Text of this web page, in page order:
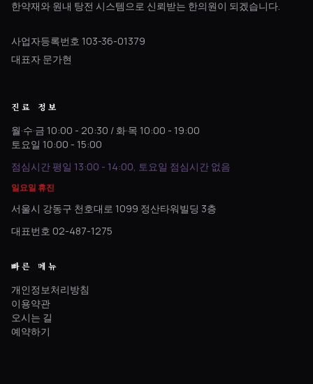
한약재와 원내 탕전 시스템으로 신뢰받는 한의원이 되겠습니다.
사업자등록번호 103-36-01379
대표자 문가현
진료 정보
월·수·금 10:00 - 20:30 / 화·목 10:00 - 19:00
토요일 10:00 - 15:00
점심시간 평일 13:00 - 14:00, 토요일 점심시간 없음
일요일 휴진
서울시 강동구 천호대로 1099 정산타워빌딩 3층
대표번호 02-487-1275
빠른 메뉴
개인정보처리방침
이용약관
오시는 길
예약하기